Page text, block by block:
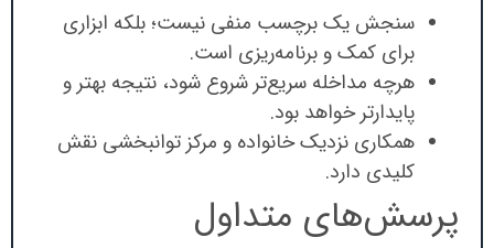
سنجش یک برچسب منفی نیست؛ بلکه ابزاری
برای کمک و برنامه‌ریزی است.
هرچه مداخله سریع‌تر شروع شود، نتیجه بهتر و
پایدارتر خواهد بود.
همکاری نزدیک خانواده و مرکز توانبخشی نقش
کلیدی دارد.
پرسش‌های متداول